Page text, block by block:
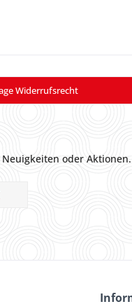
Widerrufsrecht
oder Aktionen.